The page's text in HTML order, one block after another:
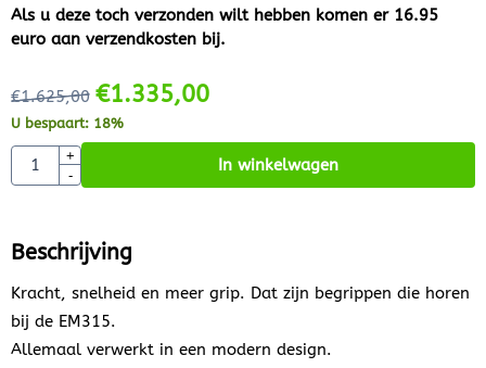
Als u deze toch verzonden wilt hebben komen er 16.95
euro aan verzendkosten bij.
€1.625,00 €1.335,00
U bespaart: 18%
Aantal
+
-
In winkelwagen
Beschrijving
Kracht, snelheid en meer grip. Dat zijn begrippen die horen
bij de EM315.
Allemaal verwerkt in een modern design.